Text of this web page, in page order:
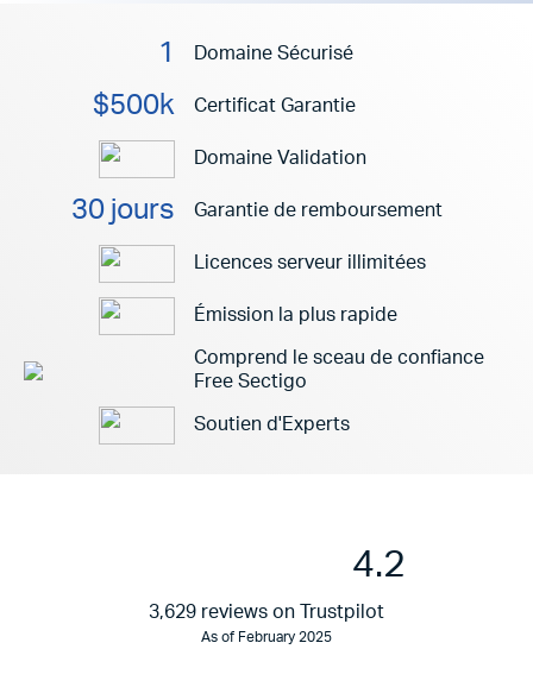
1 Domaine Sécurisé
$500k Certificat Garantie
Domaine Validation
30 jours Garantie de remboursement
Licences serveur illimitées
Émission la plus rapide
Comprend le sceau de confiance
Free Sectigo
Soutien d'Experts
4.2
3,629 reviews on Trustpilot
As of February 2025